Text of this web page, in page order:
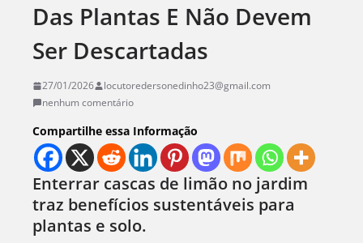
Das Plantas E Não Devem
Ser Descartadas
27/01/2026
locutoredersonedinho23@gmail.com
nenhum comentário
Compartilhe essa Informação
Enterrar cascas de limão no jardim
traz benefícios sustentáveis para
plantas e solo.